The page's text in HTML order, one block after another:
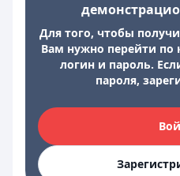
Для того, чтобы
Вам нужно перейти по
логин и пароль.
пароля,